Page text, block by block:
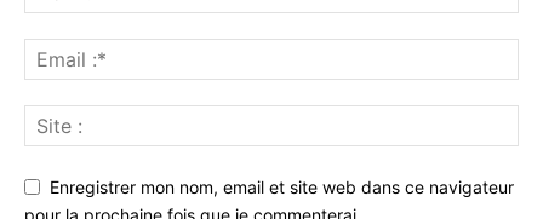
Enregistrer mon nom, email et site web dans ce navigateur
pour la prochaine fois que je commenterai.